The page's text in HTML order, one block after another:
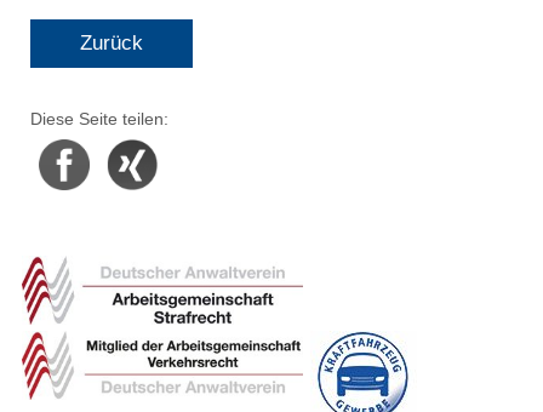
Zurück
Diese Seite teilen:
Facebook Xing